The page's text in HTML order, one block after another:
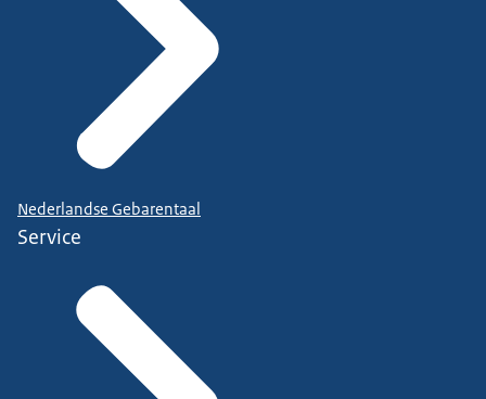
Nederlandse Gebarentaal
Service